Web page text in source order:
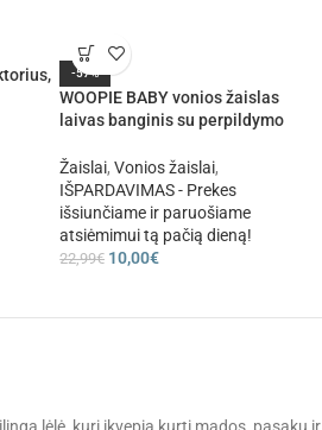
-57%
WOOPIE BABY vonios žaislas
laivas banginis su perpildymo
Žaislai, Vonios žaislai,
IŠPARDAVIMAS - Prekes
išsiunčiame ir paruošiame
atsiėmimui tą pačią dieną!
22,99€ 10,00€